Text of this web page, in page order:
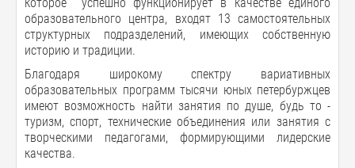
образовательного центра, входят 13 самостоятельных
структурных подразделений, имеющих собственную
историю и традиции.
Благодаря широкому спектру вариативных
образовательных программ тысячи юных петербуржцев
имеют возможность найти занятия по душе, будь то -
туризм, спорт, технические объединения или занятия с
творческими педагогами, формирующими лидерские
качества.